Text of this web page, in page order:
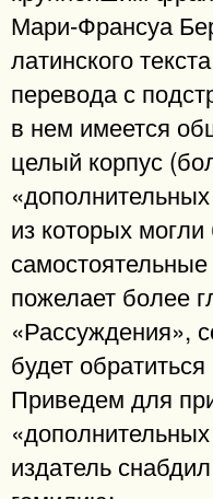
Мари-Франсуа
латинского
перевода с
в нем имеется
целый корпус
из которых
пожелает более
«Рассуждения»,
будет
Приведем для
издатель